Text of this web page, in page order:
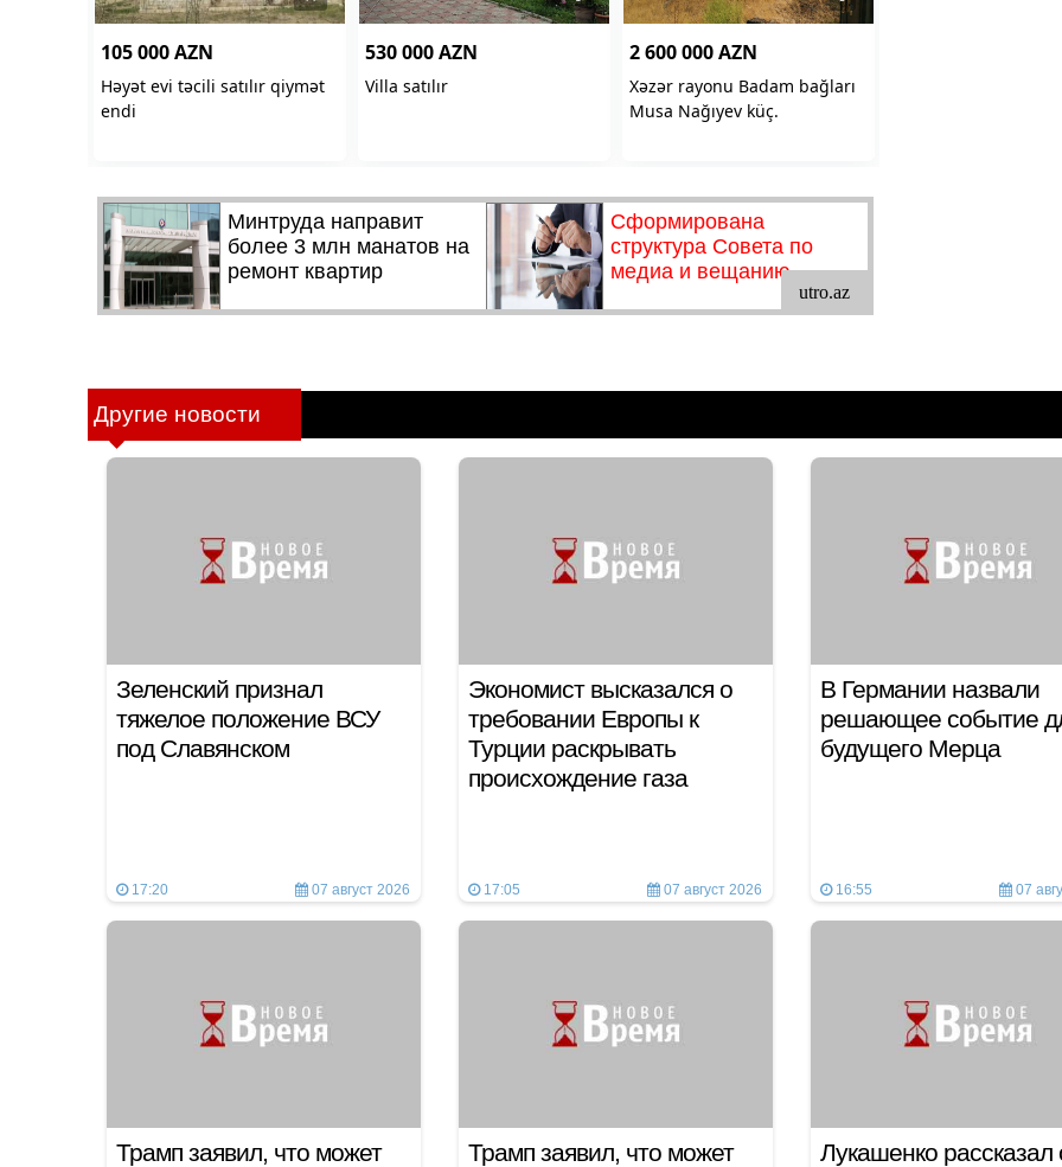
Другие новости
Зеленский признал
тяжелое положение ВСУ
под Славянском
17:20 07 август 2026
Экономист высказался о
требовании Европы к
Турции раскрывать
происхождение газа
17:05 07 август 2026
В Германии назвали
решающее событие
будущего Мерца
16:55 07
Трамп заявил, что может
Трамп заявил, что может
Лукашенко рассказал